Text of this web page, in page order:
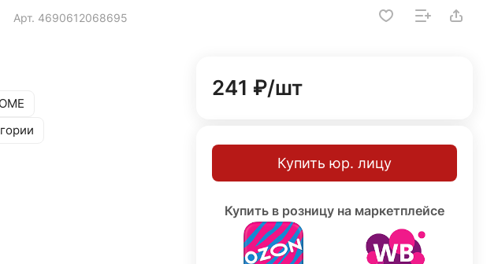
Арт. 4690612068695
241 ₽/шт
Купить юр. лицу
Купить в розницу на маркетплейсе